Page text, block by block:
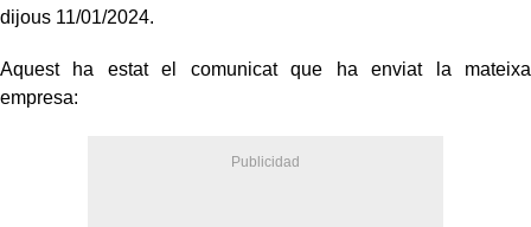
dijous 11/01/2024.
Aquest ha estat el comunicat que ha enviat la mateixa
empresa: